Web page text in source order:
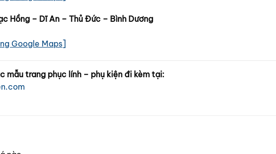
Hồng – Dĩ An – Thủ Đức – Bình Dương
Google Maps]
mẫu trang phục lính – phụ kiện đi kèm tại: